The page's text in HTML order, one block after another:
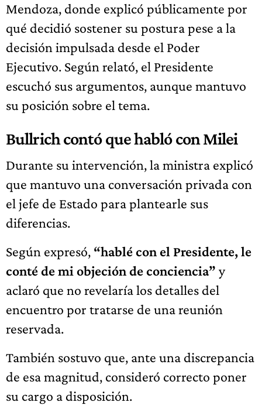
Mendoza, donde explicó públicamente por
qué decidió sostener su postura pese a la
decisión impulsada desde el Poder
Ejecutivo. Según relató, el Presidente
escuchó sus argumentos, aunque mantuvo
su posición sobre el tema.
Bullrich contó que habló con Milei
Durante su intervención, la ministra explicó
que mantuvo una conversación privada con
el jefe de Estado para plantearle sus
diferencias.
Según expresó, “hablé con el Presidente, le
conté de mi objeción de conciencia” y
aclaró que no revelaría los detalles del
encuentro por tratarse de una reunión
reservada.
También sostuvo que, ante una discrepancia
de esa magnitud, consideró correcto poner
su cargo a disposición.